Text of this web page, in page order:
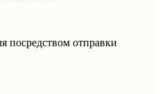
посредством отправки